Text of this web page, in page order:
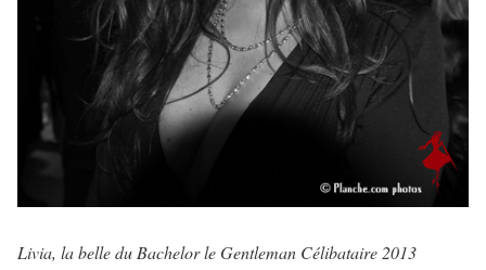
Livia, la belle du Bachelor le Gentleman Célibataire 2013